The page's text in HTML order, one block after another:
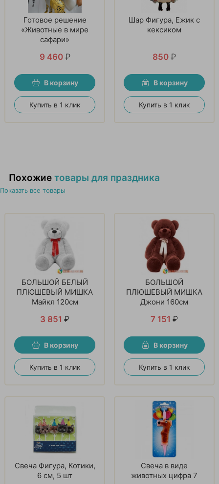
Готовое решение
«Животные в мире
сафари»
9 460 ₽
В корзину
Купить в 1 клик
Шар Фигура, Ежик с
кексиком
850 ₽
В корзину
Купить в 1 клик
Похожие товары для праздника
Показать все товары
БОЛЬШОЙ БЕЛЫЙ
ПЛЮШЕВЫЙ МИШКА
Майкл 120см
3 851 ₽
В корзину
Купить в 1 клик
БОЛЬШОЙ
ПЛЮШЕВЫЙ МИШКА
Джони 160см
7 151 ₽
В корзину
Купить в 1 клик
Свеча Фигура, Котики,
6 см, 5 шт
Свеча в виде
животных цифра 7